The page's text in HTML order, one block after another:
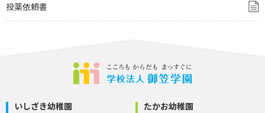
投薬依頼書
いしざき幼稚園 たかお幼稚園